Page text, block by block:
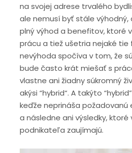
na svojej adrese trvalého
ale nemusí byť stále výhodný,
plný výhod a benefitov, ktoré
prácu a tiež ušetria nejaké tie
nevýhoda spočíva v tom, že
bude často krát miešať s
vlastne ani žiadny súkromný
akýsi “hybrid“. A takýto
keďže neprináša požadovanú
a následne ani výsledky, ktoré
podnikateľa zaujímajú.